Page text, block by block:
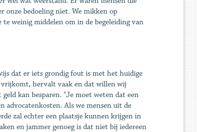
onze bedoeling niet. We mikken op
weinig middelen om in de begeleiding van
dat er iets grondig fout is met het huidige
vrijkomt, hervalt vaak en dat willen wij
kan besparen. "Je moet weten dat een
advocatenkosten. Als we mensen uit de
zal echter een plaatsje kunnen krijgen in
en jammer genoeg is dat niet bij iedereen